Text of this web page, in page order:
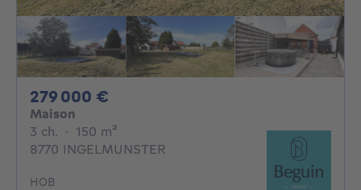
279 000 €
Maison
3 ch. 3 chambres
· 150 m²
8770 INGELMUNSTER
HOB